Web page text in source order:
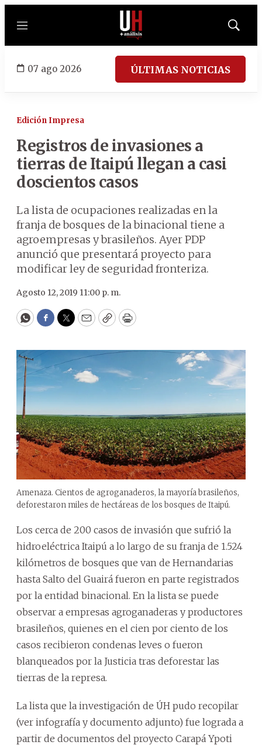
Menú
Mostrar
07 ago 2026 ÚLTIMAS NOTICIAS
Edición Impresa
Registros de invasiones a
tierras de Itaipú llegan a casi
doscientos casos
La lista de ocupaciones realizadas en la
franja de bosques de la binacional tiene a
agroempresas y brasileños. Ayer PDP
anunció que presentará proyecto para
modificar ley de seguridad fronteriza.
Agosto 12, 2019 11:00 p. m.
WhatsApp
Facebook
Twitter
EmailCopyPrint
Amenaza. Cientos de agroganaderos, la mayoría brasileños,
deforestaron miles de hectáreas de los bosques de Itaipú.
Los cerca de 200 casos de invasión que sufrió la
hidroeléctrica Itaipú a lo largo de su franja de 1.524
kilómetros de bosques que van de Hernandarias
hasta Salto del Guairá fueron en parte registrados
por la entidad binacional. En la lista se puede
observar a empresas agroganaderas y productores
brasileños, quienes en el cien por ciento de los
casos recibieron condenas leves o fueron
blanqueados por la Justicia tras deforestar las
tierras de la represa.
La lista que la investigación de ÚH pudo recopilar
(ver infografía y documento adjunto) fue lograda a
partir de documentos del proyecto Carapá Ypoti